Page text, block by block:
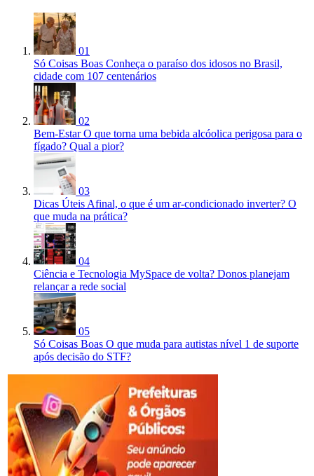
01
Só Coisas Boas Conheça o paraíso dos idosos no Brasil,
cidade com 107 centenários
02
Bem-Estar O que torna uma bebida alcóolica perigosa para o
fígado? Qual a pior?
03
Dicas Úteis Afinal, o que é um ar-condicionado inverter? O
que muda na prática?
04
Ciência e Tecnologia MySpace de volta? Donos planejam
relançar a rede social
05
Só Coisas Boas O que muda para autistas nível 1 de suporte
após decisão do STF?